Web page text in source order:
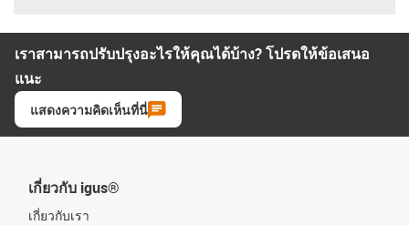
เราสามารถปรับปรุงอะไรให้คุณได้บ้าง? โปรดให้ข้อเสนอ
แนะ
แสดงความคิดเห็นที่นี่
เกี่ยวกับ igus®
เกี่ยวกับเรา